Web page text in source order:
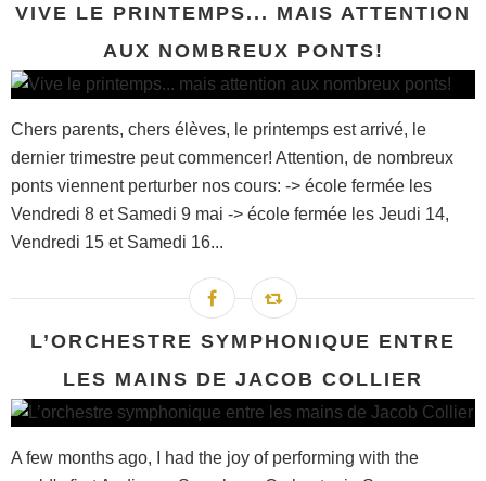
VIVE LE PRINTEMPS... MAIS ATTENTION
AUX NOMBREUX PONTS!
Chers parents, chers élèves, le printemps est arrivé, le
dernier trimestre peut commencer! Attention, de nombreux
ponts viennent perturber nos cours: -> école fermée les
Vendredi 8 et Samedi 9 mai -> école fermée les Jeudi 14,
Vendredi 15 et Samedi 16...
L’ORCHESTRE SYMPHONIQUE ENTRE
LES MAINS DE JACOB COLLIER
A few months ago, I had the joy of performing with the